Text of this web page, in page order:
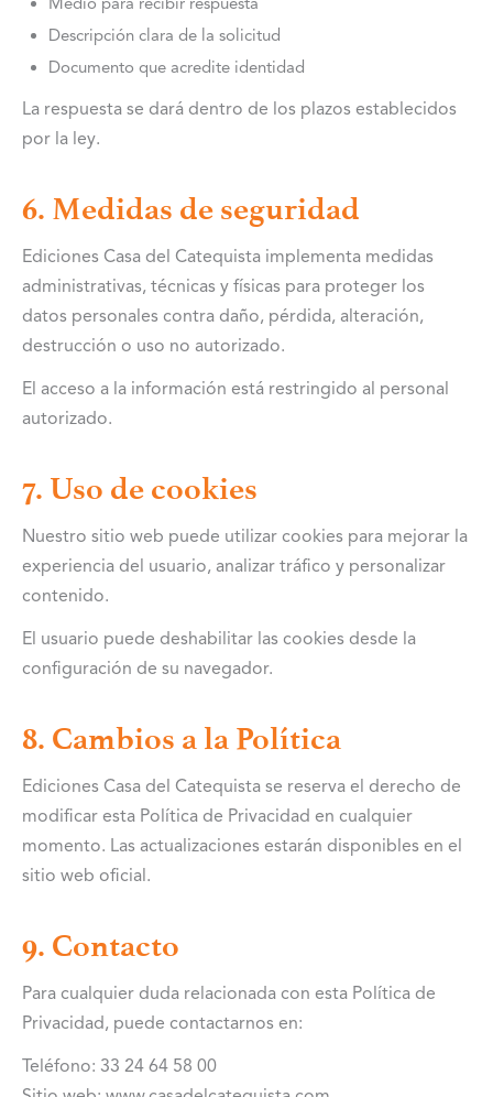
Descripción clara de la solicitud
Documento que acredite identidad
La respuesta se dará dentro de los plazos establecidos
por la ley.
6. Medidas de seguridad
Ediciones Casa del Catequista implementa medidas
administrativas, técnicas y físicas para proteger los
datos personales contra daño, pérdida, alteración,
destrucción o uso no autorizado.
El acceso a la información está restringido al personal
autorizado.
7. Uso de cookies
Nuestro sitio web puede utilizar cookies para mejorar la
experiencia del usuario, analizar tráfico y personalizar
contenido.
El usuario puede deshabilitar las cookies desde la
configuración de su navegador.
8. Cambios a la Política
Ediciones Casa del Catequista se reserva el derecho de
modificar esta Política de Privacidad en cualquier
momento. Las actualizaciones estarán disponibles en el
sitio web oficial.
9. Contacto
Para cualquier duda relacionada con esta Política de
Privacidad, puede contactarnos en:
Teléfono: 33 24 64 58 00